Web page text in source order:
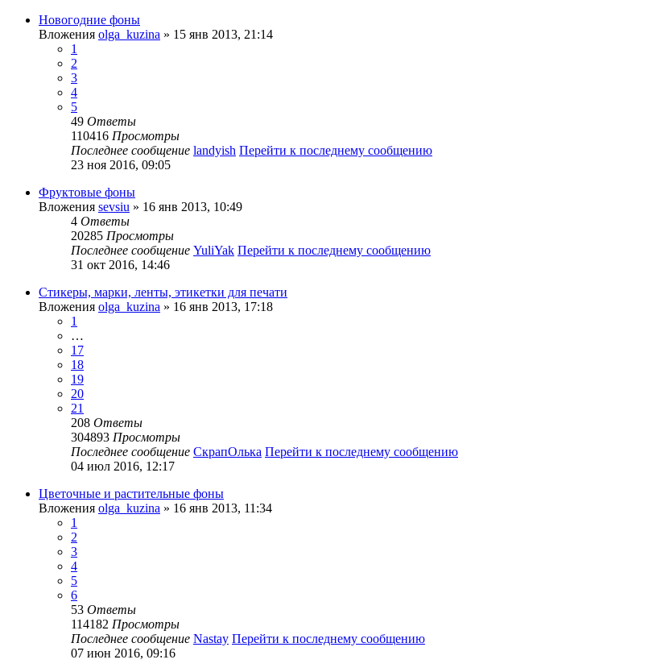
Новогодние фоны
Вложения olga_kuzina » 15 янв 2013, 21:14
1
2
3
4
5
49 Ответы
110416 Просмотры
Последнее сообщение landyish Перейти к последнему сообщению
23 ноя 2016, 09:05
Фруктовые фоны
Вложения sevsiu » 16 янв 2013, 10:49
4 Ответы
20285 Просмотры
Последнее сообщение YuliYak Перейти к последнему сообщению
31 окт 2016, 14:46
Стикеры, марки, ленты, этикетки для печати
Вложения olga_kuzina » 16 янв 2013, 17:18
1
…
17
18
19
20
21
208 Ответы
304893 Просмотры
Последнее сообщение СкрапОлька Перейти к последнему сообщению
04 июл 2016, 12:17
Цветочные и растительные фоны
Вложения olga_kuzina » 16 янв 2013, 11:34
1
2
3
4
5
6
53 Ответы
114182 Просмотры
Последнее сообщение Nastay Перейти к последнему сообщению
07 июн 2016, 09:16